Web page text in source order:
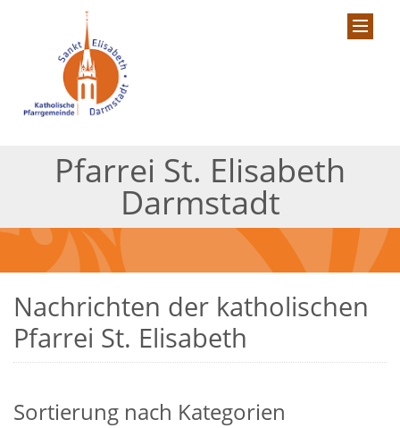
Pfarrei St. Elisabeth
Darmstadt
Nachrichten der katholischen
Pfarrei St. Elisabeth
Sortierung nach Kategorien